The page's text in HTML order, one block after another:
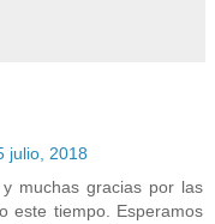
julio, 2018
muchas gracias por las
este tiempo. Esperamos